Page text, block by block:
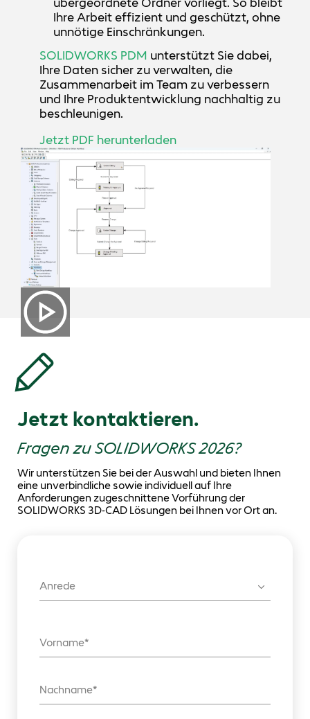
Ihre Arbeit effizient und geschützt, ohne
unnötige Einschränkungen.
SOLIDWORKS PDM unterstützt Sie dabei,
Ihre Daten sicher zu verwalten, die
Zusammenarbeit im Team zu verbessern
und Ihre Produktentwicklung nachhaltig zu
beschleunigen.
Jetzt PDF herunterladen
Jetzt kontaktieren.
Fragen zu SOLIDWORKS 2026?
Wir unterstützen Sie bei der Auswahl und bieten Ihnen
eine unverbindliche sowie individuell auf Ihre
Anforderungen zugeschnittene Vorführung der
SOLIDWORKS 3D-CAD Lösungen bei Ihnen vor Ort an.
Anrede
Vorname
Nachname